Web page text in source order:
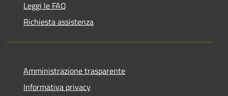
Leggi le FAQ
Richiesta assistenza
Amministrazione trasparente
Informativa privacy